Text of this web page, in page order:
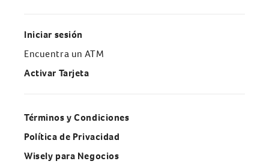
Iniciar sesión
Encuentra un ATM
Activar Tarjeta
Términos y Condiciones
Política de Privacidad
Wisely para Negocios